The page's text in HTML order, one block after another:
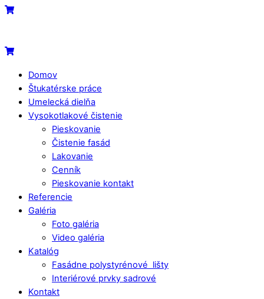
Skip
Menu
Cart
Cart
Domov
Štukatérske práce
Umelecká dielňa
Vysokotlakové čistenie
Pieskovanie
Čistenie fasád
Lakovanie
Cenník
Pieskovanie kontakt
Referencie
Galéria
Foto galéria
Video galéria
Katalóg
Fasádne polystyrénové lišty
Interiérové prvky sadrové
Kontakt